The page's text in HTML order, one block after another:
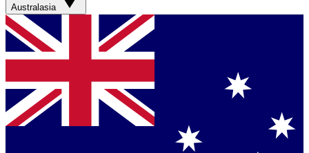
Australasia